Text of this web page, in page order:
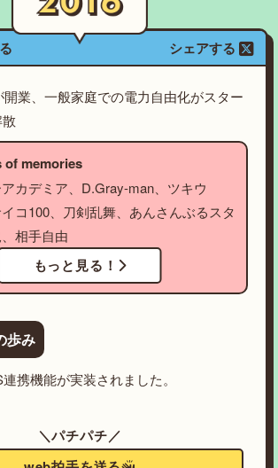
シェアする
業、一般家庭での電力自由化がスター
散
of memories
カデミア、D.Gray-man、ツキウ
コ100、刀剣乱舞、あんさんぶるスタ
相手自由
もっと見る！
歩み
携機能が実装されました。
＼パチパチ／